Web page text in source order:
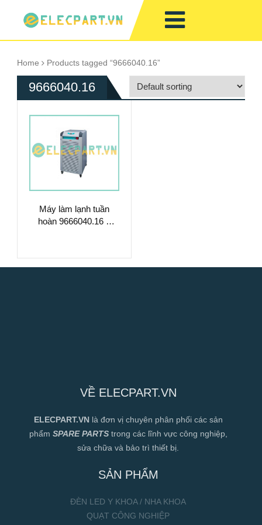
Home Products tagged “9666040.16”
9666040.16
Máy làm lạnh tuần
hoàn 9666040.16 –
VỀ ELECPART.VN
ELECPART.VN là đơn vị chuyên phân phối các sản
phẩm SPARE PARTStrong các lĩnh vực công nghiệp,
sửa chữa và bảo trì thiết bị.
SẢN PHẨM
ĐÈN LED Y KHOA / NHA KHOA
QUẠT CÔNG NGHIỆP